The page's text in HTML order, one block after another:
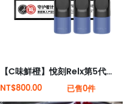
【C味鮮橙】悅刻Relx第5代幻影霧化煙彈
NT$800.00 已售0件